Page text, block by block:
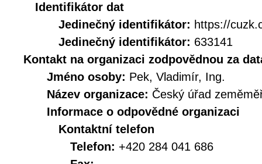
Identifikátor dat
Jedinečný identifikátor: https://
Jedinečný identifikátor: 633141
Kontakt na organizaci zodpovědnou za
Jméno osoby: Pek, Vladimír, Ing.
Název organizace: Český úřad
Informace o odpovědné organizaci
Kontaktní telefon
Telefon: +420 284 041 686